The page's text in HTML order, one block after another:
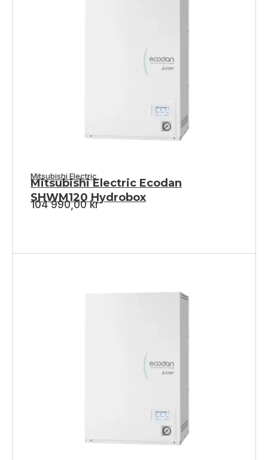
Mitsubishi Electric
Mitsubishi Electric Ecodan
SHWM120 Hydrobox
104 990,00kr